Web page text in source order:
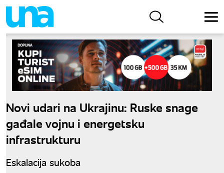
Novi udari na Ukrajinu: Ruske snage
gađale vojnu i energetsku
infrastrukturu
Eskalacija sukoba